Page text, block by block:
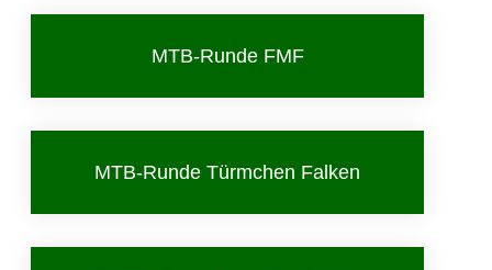
MTB-Runde FMF
MTB-Runde Türmchen Falken